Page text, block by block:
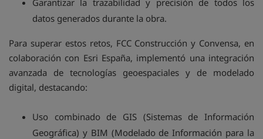
datos generados durante la obra.
Para superar estos retos, FCC Construcción y Convensa, en
colaboración con Esri España, implementó una integración
avanzada de tecnologías geoespaciales y de modelado
digital, destacando:
Uso combinado de GIS (Sistemas de Información
Geográfica) y BIM (Modelado de Información para la